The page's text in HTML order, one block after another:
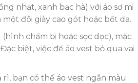
nhạt, xanh bạc hà) với áo sơ mi
đôi giày cao gót hoặc bốt da.
chấm bi hoặc sọc dọc), mặc
biệt, việc để áo vest bỏ qua vai
bạn có thể áo vest ngắn màu